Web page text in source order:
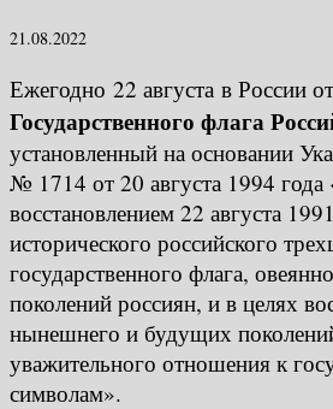
21.08.2022
Ежегодно 22 августа в России
Государственного флага
установленный на основании
№ 1714 от 20 августа 1994 года
восстановлением 22 августа
исторического российского
государственного флага,
поколений россиян, и в целях
нынешнего и будущих
уважительного отношения к
символам».